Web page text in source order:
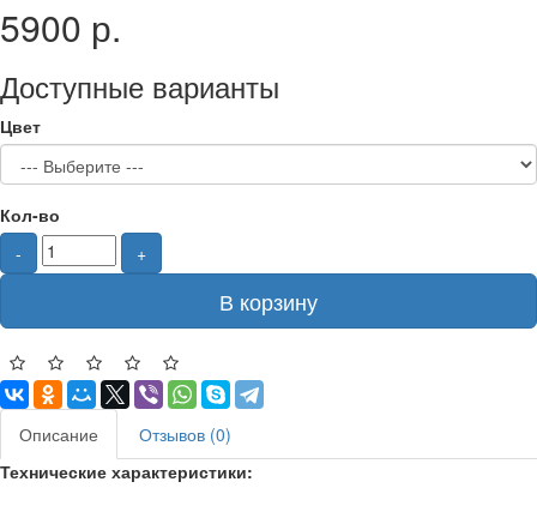
5900 р.
Доступные варианты
Цвет
Кол-во
-
+
В корзину
Описание
Отзывов (0)
Технические характеристики: